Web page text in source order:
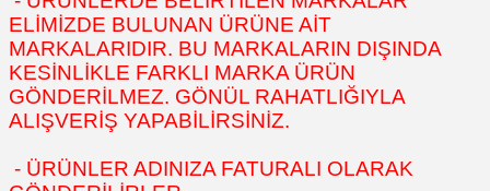
ELİMİZDE BULUNAN ÜRÜNE AİT
MARKALARIDIR. BU MARKALARIN DIŞINDA
KESİNLİKLE FARKLI MARKA ÜRÜN
GÖNDERİLMEZ. GÖNÜL RAHATLIĞIYLA
ALIŞVERİŞ YAPABİLİRSİNİZ.
- ÜRÜNLER ADINIZA FATURALI OLARAK